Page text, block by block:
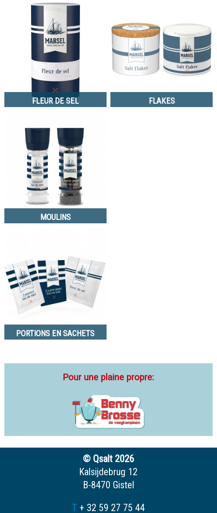
FLEUR DE SEL FLAKES
MOULINS
PORTIONS EN SACHETS
Pour une plaine propre:
© Qsalt 2026
Kalsijdebrug 12
B-8470 Gistel
T + 32 59 27 75 44